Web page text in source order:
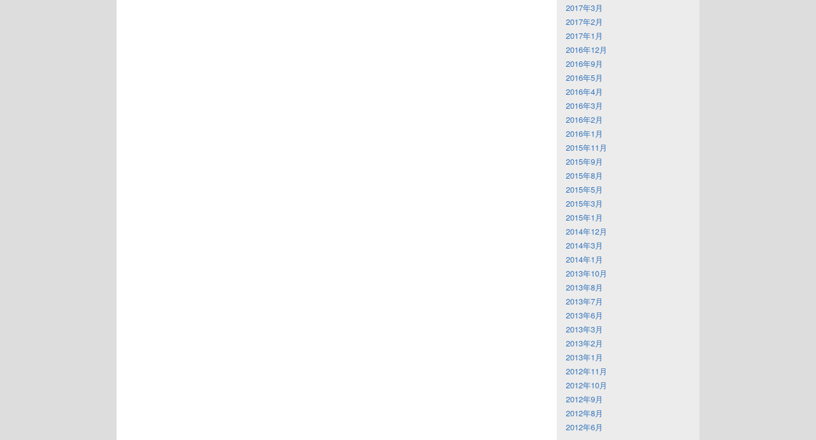
2017年3月
2017年2月
2017年1月
2016年12月
2016年9月
2016年5月
2016年4月
2016年3月
2016年2月
2016年1月
2015年11月
2015年9月
2015年8月
2015年5月
2015年3月
2015年1月
2014年12月
2014年3月
2014年1月
2013年10月
2013年8月
2013年7月
2013年6月
2013年3月
2013年2月
2013年1月
2012年11月
2012年10月
2012年9月
2012年8月
2012年6月